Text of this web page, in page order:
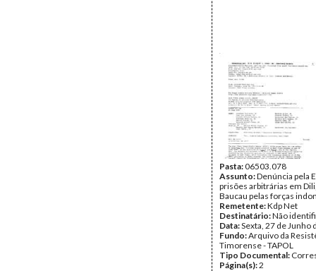
Pasta:06503.078
Assunto:Denúncia pela
prisões arbitrárias em
Baucau pelas forças
Remetente:Kdp Net
Destinatário:Não
Data:Sexta, 27 de Junho
Fundo:Arquivo da
Timorense - TAPOL
Tipo Documental:
Página(s):2